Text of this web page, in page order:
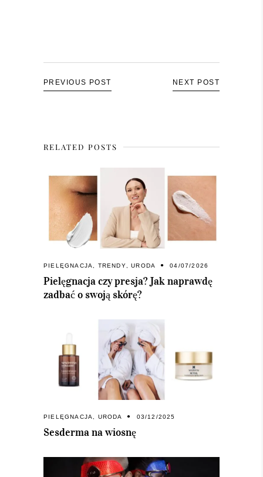
PREVIOUS POST NEXT POST
RELATED POSTS
PIELĘGNACJA TRENDY ,URODA 04/07/2026
Pielęgnacja czy presja? Jak naprawdę
zadbać o swoją skórę?
PIELĘGNACJA, URODA 03/12/2025
Sesderma na wiosnę